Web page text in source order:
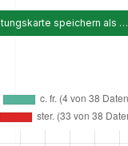
speichern als …